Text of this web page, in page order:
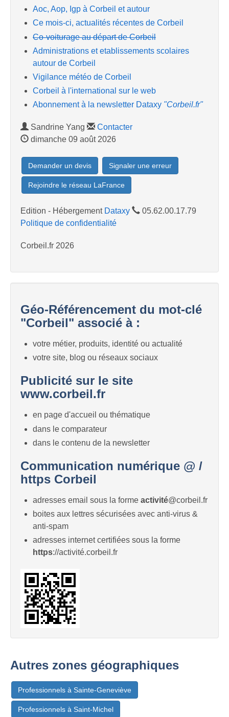
Aoc, Aop, Igp à Corbeil et autour
Ce mois-ci, actualités récentes de Corbeil
Co-voiturage au départ de Corbeil
Administrations et etablissements scolaires
autour de Corbeil
Vigilance météo de Corbeil
Corbeil à l'international sur le web
Abonnement à la newsletter Dataxy "Corbeil.fr"
Sandrine Yang
Contacter
dimanche 09 août 2026
Demander un devis Signaler une erreur
Rejoindre le réseau LaFrance
Edition - Hébergement Dataxy
05.62.00.17.79
Politique de confidentialité
Corbeil.fr 2026
Géo-Référencement du mot-clé
"Corbeil" associé à :
votre métier, produits, identité ou actualité
votre site, blog ou réseaux sociaux
Publicité sur le site
www.corbeil.fr
en page d'accueil ou thématique
dans le comparateur
dans le contenu de la newsletter
Communication numérique @ /
https Corbeil
adresses email sous la forme activité@corbeil.fr
boites aux lettres sécurisées avec anti-virus &
anti-spam
adresses internet certifiées sous la forme
https://activité.corbeil.fr
Autres zones géographiques
Professionnels à Sainte-Geneviève
Professionnels à Saint-Michel